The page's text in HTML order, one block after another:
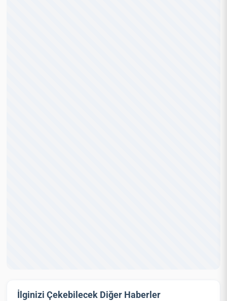
İlginizi Çekebilecek Diğer Haberler